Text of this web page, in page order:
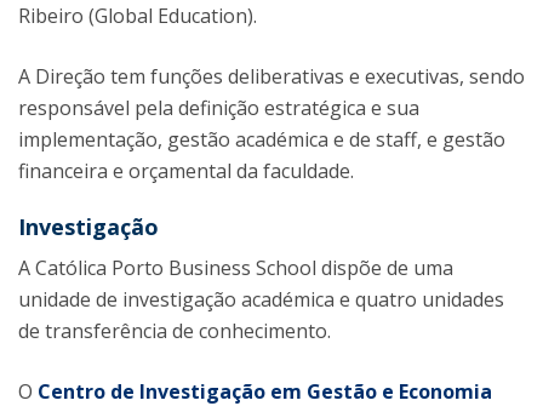
Ribeiro (Global Education).
A Direção tem funções deliberativas e executivas, sendo
responsável pela definição estratégica e sua
implementação, gestão académica e de staff, e gestão
financeira e orçamental da faculdade.
Investigação
A Católica Porto Business School dispõe de uma
unidade de investigação académica e quatro unidades
de transferência de conhecimento.
O Centro de Investigação em Gestão e Economia